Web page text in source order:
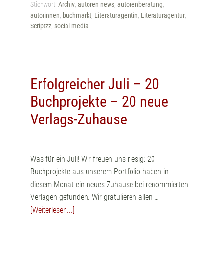
Stichwort:Archiv ,autoren news ,autorenberatung
autorinnen buchmarkt Literaturagentin Literaturagentur
Scriptzz social media
Erfolgreicher Juli – 20
Buchprojekte – 20 neue
Verlags-Zuhause
Was für ein Juli! Wir freuen uns riesig: 20
Buchprojekte aus unserem Portfolio haben in
diesem Monat ein neues Zuhause bei renommierten
Verlagen gefunden. Wir gratulieren allen …
[Weiterlesen...]